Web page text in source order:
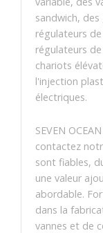
sandwich,
régulateurs
régulateurs
chariots
l'injection
électriques.
SEVEN
contactez
sont fiables,
une valeur
abordable.
dans la
vannes et de